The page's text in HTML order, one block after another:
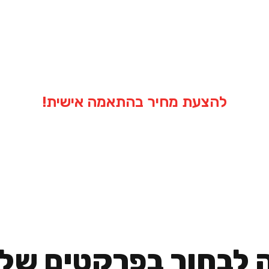
להצעת מחיר בהתאמה אישית!
לבחור בפרקטים